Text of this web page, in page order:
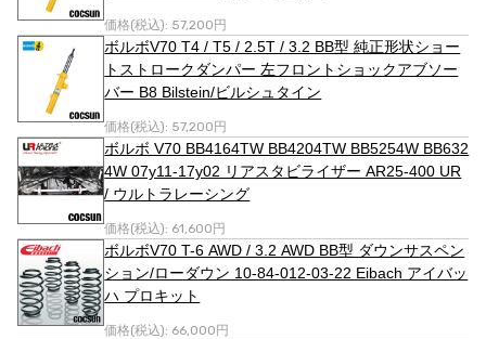
価格(税込): 57,200円
ボルボV70 T4 / T5 / 2.5T / 3.2 BB型 純正形状ショー
トストロークダンパー 左フロントショックアブソー
バー B8 Bilstein/ビルシュタイン
価格(税込): 57,200円
ボルボ V70 BB4164TW BB4204TW BB5254W BB632
4W 07y11-17y02 リアスタビライザー AR25-400 UR
/ ウルトラレーシング
価格(税込): 61,600円
ボルボV70 T-6 AWD / 3.2 AWD BB型 ダウンサスペン
ション/ローダウン 10-84-012-03-22 Eibach アイバッ
ハ プロキット
価格(税込): 66,000円